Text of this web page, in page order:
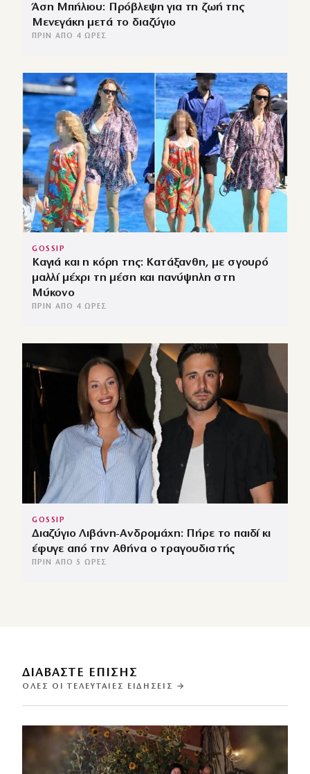
Άση Μπήλιου: Πρόβλεψη για τη ζωή της
Μενεγάκη μετά το διαζύγιο
ΠΡΙΝ ΑΠΌ 4 ΏΡΕΣ
GOSSIP
Καγιά και η κόρη της: Κατάξανθη, με σγουρό
μαλλί μέχρι τη μέση και πανύψηλη στη
Μύκονο
ΠΡΙΝ ΑΠΌ 4 ΏΡΕΣ
GOSSIP
Διαζύγιο Λιβάνη-Ανδρομάχη: Πήρε το παιδί κι
έφυγε από την Αθήνα ο τραγουδιστής
ΠΡΙΝ ΑΠΌ 5 ΏΡΕΣ
ΔΙΑΒΑΣΤΕ ΕΠΙΣΗΣ
ΌΛΕΣ ΟΙ ΤΕΛΕΥΤΑΊΕΣ ΕΙΔΉΣΕΙΣ →